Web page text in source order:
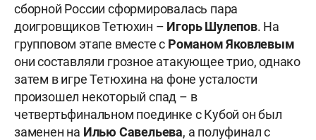
сборной России сформировалась пара
доигровщиков Тетюхин – Игорь Шулепов. На
групповом этапе вместе с Романом Яковлевым
они составляли грозное атакующее трио, однако
затем в игре Тетюхина на фоне усталости
произошел некоторый спад – в
четвертьфинальном поединке с Кубой он был
заменен на Илью Савельева, а полуфинал с